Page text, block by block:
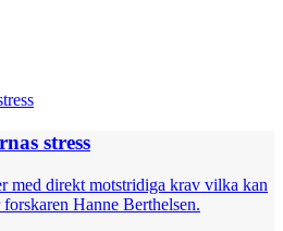
stress
med direkt motstridiga krav vilka kan
Hanne Berthelsen.